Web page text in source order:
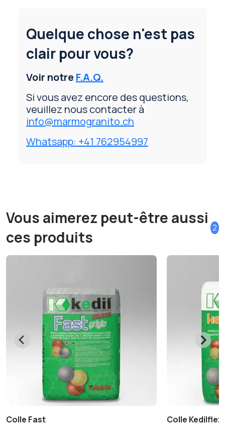
Quelque chose n'est pas
clair pour vous?
Voir notreF.A.Q.
Si vous avez encore des questions,
veuillez nous contacter à
info@marmogranito.ch
Whatsapp: +41 762954997
Vous aimerez peut-être aussi
ces produits
2
Colle Fast Colle Kedilflex